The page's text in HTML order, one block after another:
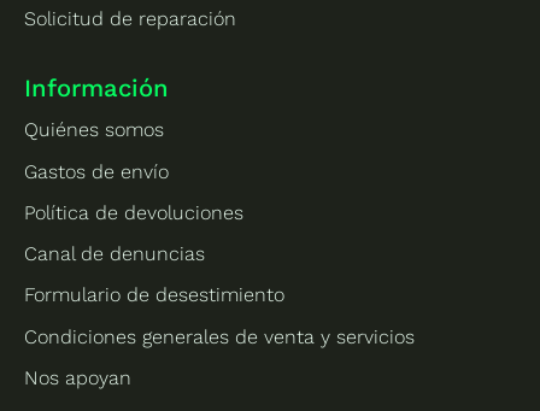
Solicitud de reparación
Información
Quiénes somos
Gastos de envío
Política de devoluciones
Canal de denuncias
Formulario de desestimiento
Condiciones generales de venta y servicios
Nos apoyan